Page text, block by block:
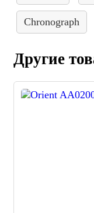
Chronograph
Другие